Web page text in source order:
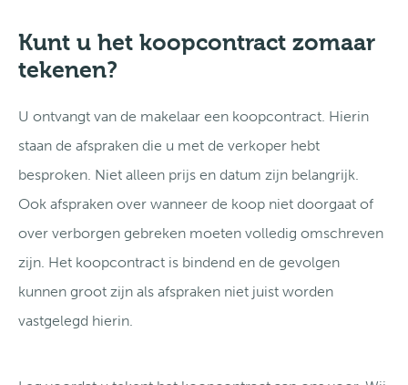
Kunt u het koopcontract zomaar
tekenen?
U ontvangt van de makelaar een koopcontract. Hierin
staan de afspraken die u met de verkoper hebt
besproken. Niet alleen prijs en datum zijn belangrijk.
Ook afspraken over wanneer de koop niet doorgaat of
over verborgen gebreken moeten volledig omschreven
zijn. Het koopcontract is bindend en de gevolgen
kunnen groot zijn als afspraken niet juist worden
vastgelegd hierin.